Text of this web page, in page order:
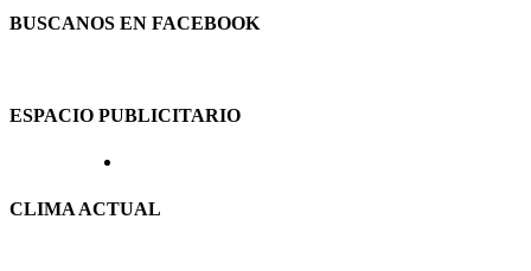
BUSCANOS EN FACEBOOK
ESPACIO PUBLICITARIO
CLIMA ACTUAL